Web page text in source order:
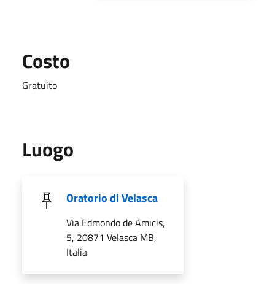
Costo
Gratuito
Luogo
Oratorio di Velasca
Via Edmondo de Amicis,
5, 20871 Velasca MB,
Italia